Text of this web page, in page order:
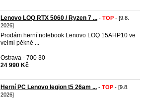
Lenovo LOQ RTX 5060 / Ryzen 7 ... - TOP - [9.8.
2026]
Prodám herní notebook Lenovo LOQ 15AHP10 ve
velmi pěkné ...
Ostrava - 700 30
24 990 Kč
Herní PC Lenovo legion t5 26am ... - TOP - [9.8.
2026]